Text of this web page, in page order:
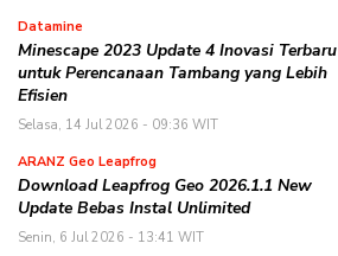
Datamine
Minescape 2023 Update 4 Inovasi Terbaru
untuk Perencanaan Tambang yang Lebih
Efisien
Selasa, 14 Jul 2026 - 09:36 WIT
ARANZ Geo Leapfrog
Download Leapfrog Geo 2026.1.1 New
Update Bebas Instal Unlimited
Senin, 6 Jul 2026 - 13:41 WIT